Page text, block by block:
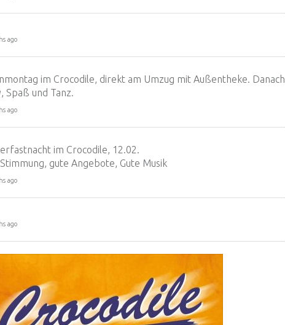
ago
im Crocodile, direkt am Umzug mit Außentheke. Danach
Spaß und Tanz.
ago
im Crocodile, 12.02.
gute Angebote, Gute Musik
ago
ago